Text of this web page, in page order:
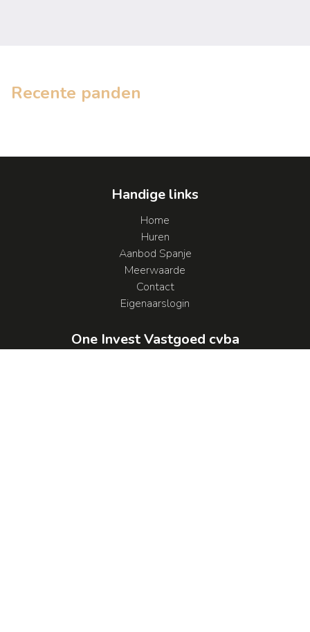
Recente panden
Handige links
Home
Huren
Aanbod Spanje
Meerwaarde
Contact
Eigenaarslogin
One Invest Vastgoed cvba